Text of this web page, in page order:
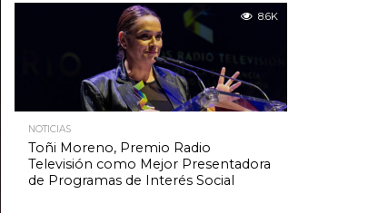
8.6K
NOTICIAS
Toñi Moreno, Premio Radio
Televisión como Mejor Presentadora
de Programas de Interés Social